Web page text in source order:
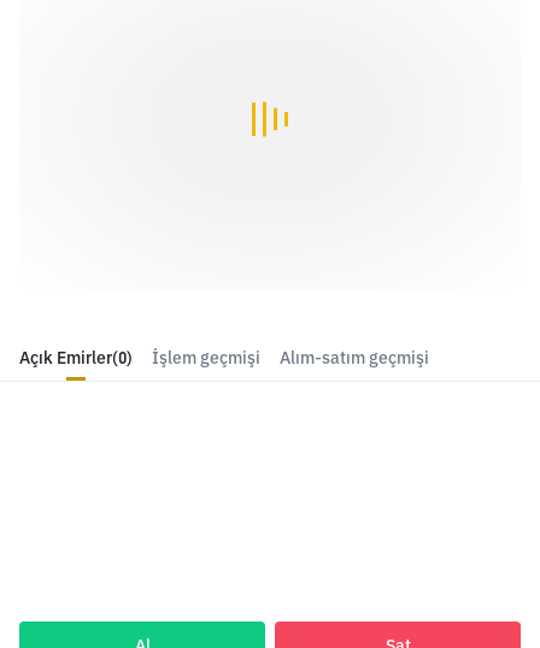
Açık Emirler(0) İşlem geçmişi Alım-satım geçmişi